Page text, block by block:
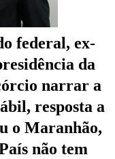
federal, ex-
da
narrar a
resposta a
o Maranhão,
não tem